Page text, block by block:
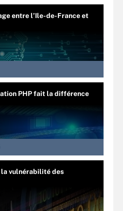
entre l’Ile-de-France et
PHP fait la différence
la vulnérabilité des